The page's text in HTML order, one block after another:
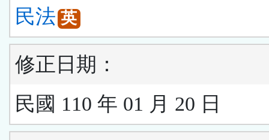
民法 英
修正日期：
民國 110 年 01 月 20 日